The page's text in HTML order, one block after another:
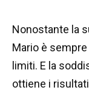
Nonostante la
Mario è
limiti. E la
ottiene i